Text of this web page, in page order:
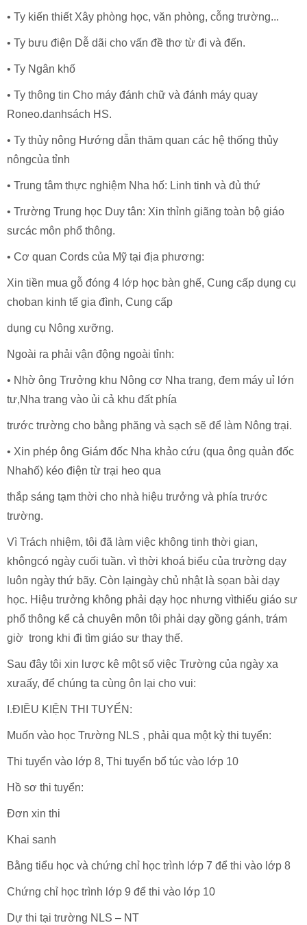
• Ty kiến thiết Xây phòng học, văn phòng, cỗng trường...
• Ty bưu điện Dễ dãi cho vấn đề thơ từ đi và đến.
• Ty Ngân khố
• Ty thông tin Cho máy đánh chữ và đánh máy quay
Roneo.danhsách HS.
• Ty thủy nông Hướng dẫn thăm quan các hệ thống thủy
nôngcủa tỉnh
• Trung tâm thực nghiệm Nha hố: Linh tinh và đủ thứ
• Trường Trung học Duy tân: Xin thỉnh giãng toàn bộ giáo
sưcác môn phổ thông.
• Cơ quan Cords của Mỹ tại địa phương:
Xin tiền mua gỗ đóng 4 lớp học bàn ghế, Cung cấp dụng cụ
choban kinh tế gia đình, Cung cấp
dụng cụ Nông xưỡng.
Ngoài ra phải vận động ngoài tỉnh:
• Nhờ ông Trưởng khu Nông cơ Nha trang, đem máy uỉ lớn
tư,Nha trang vào ủi cả khu đất phía
trước trường cho bằng phăng và sạch sẽ để làm Nông trại.
• Xin phép ông Giám đốc Nha khảo cứu (qua ông quản đốc
Nhahố) kéo điện từ trại heo qua
thắp sáng tạm thời cho nhà hiệu trưởng và phía trước
trường.
Vì Trách nhiệm, tôi đã làm việc không tinh thời gian,
khôngcó ngày cuối tuần. vì thời khoá biểu của trường dạy
luôn ngày thứ bãy. Còn lạingày chủ nhật là sọan bài dạy
học. Hiệu trưởng không phải dạy học nhưng vìthiếu giáo sư
phổ thông kể cả chuyên môn tôi phải dạy gồng gánh, trám
giờ trong khi đi tìm giáo sư thay thế.
Sau đây tôi xin lược kê một số việc Trường của ngày xa
xưaấy, để chúng ta cùng ôn lại cho vui:
I.ĐIỀU KIỆN THI TUYỂN:
Muốn vào học Trường NLS , phải qua một kỳ thi tuyển:
Thi tuyển vào lớp 8, Thi tuyển bổ túc vào lớp 10
Hồ sơ thi tuyển:
Đơn xin thi
Khai sanh
Bằng tiểu học và chứng chỉ học trình lớp 7 để thi vào lớp 8
Chứng chỉ học trình lớp 9 để thi vào lớp 10
Dự thi tại trường NLS – NT